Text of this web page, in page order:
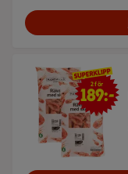
2 för 189 kr
2 för
189:-